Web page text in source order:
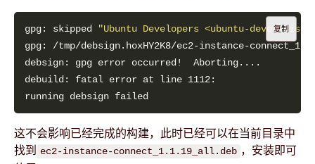
gpg: skipped "Ubuntu Developers <ubuntu-devel-
复制
这不会影响已经完成的构建，此时已经可以在当前目录中
找到 ec2-instance-connect_1.1.19_all.deb ，安装即可